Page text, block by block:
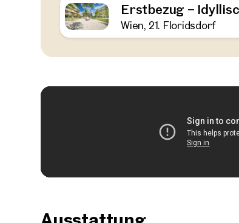
Erstbezug –
Wien, 21. Floridsdorf